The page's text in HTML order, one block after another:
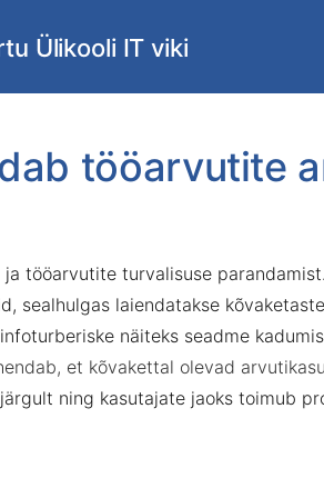
Ülikooli IT viki
tööarvutite
tööarvutite turvalisuse
sealhulgas laiendatakse
näiteks seadme
et kõvakettal olevad
ning kasutajate jaoks toimub